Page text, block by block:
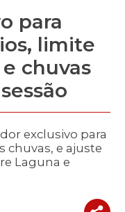
para
limite
chuvas
exclusivo para
chuvas, e ajuste
Laguna e